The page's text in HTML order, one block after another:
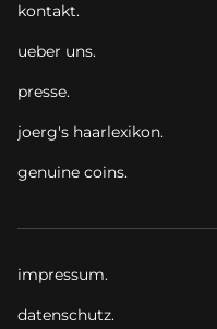
kontakt.
ueber uns.
presse.
joerg's haarlexikon.
genuine coins.
impressum.
datenschutz.